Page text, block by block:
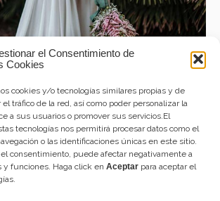
el Consentimiento de
Cookies
cookies y/o tecnologías similares propias y de
tráfico de la red, así como poder personalizar la
a sus usuarios o promover sus servicios.El
tecnologías nos permitirá procesar datos como el
o las identificaciones únicas en este sitio.
consentimiento, puede afectar negativamente a
y funciones. Haga click en Aceptar para aceptar el